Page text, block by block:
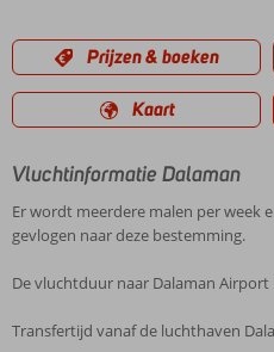
Prijzen & boeken
Kaart
Vluchtinformatie Dalaman
Er wordt meerdere malen per week
gevlogen naar deze bestemming.
De vluchtduur naar Dalaman Airport
Transfertijd vanaf de luchthaven